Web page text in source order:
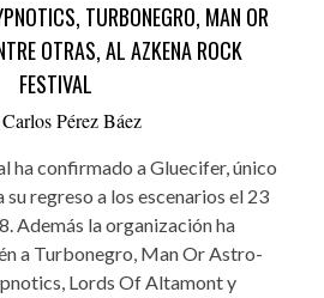
TURBONEGRO, MAN OR
OTRAS, AL AZKENA ROCK
FESTIVAL
Carlos Pérez Báez
ha confirmado a Gluecifer, único
regreso a los escenarios el 23
Además la organización ha
a Turbonegro, Man Or Astro-
Lords Of Altamont y